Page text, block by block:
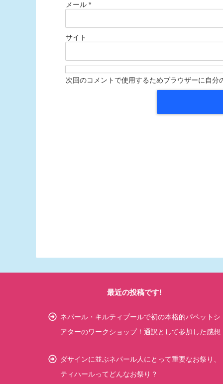
メール *
サイト
次回のコメントで使用するためブラウザーに自
最近の投稿です!
ネパール・キルティプールで初の本格的パペットシ
アターのワークショップ！通訳として参加した感想
ダサインに並ぶネパール人にとって重要なお祭り、
ティハールってどんなお祭り？